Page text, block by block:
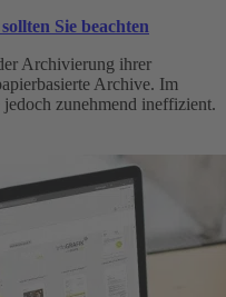
Sie beachten
Archivierung ihrer
Archive. Im
zunehmend ineffizient.